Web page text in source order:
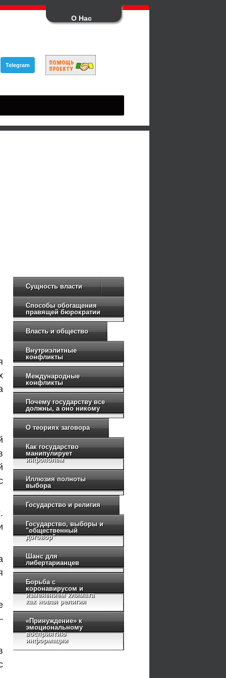
О Нас
Telegram
Сущность власти
Способы обогащения
правящей бюрократии
Власть и общество
Внутриэлитные
конфликты
Международные
конфликты
Почему государству все
должны, а оно никому
О теориях заговора
Как государство
манипулирует
инфополем
Иллюзия полноты
выбора
Государство и религия
Государство, выборы и
"общественный
договор"
Шанс для
либертарианцев
Борьба с
коронавирусом и
изменением климата
как новая религия
«Принуждение» к
эмоциональному
восприятию
информации